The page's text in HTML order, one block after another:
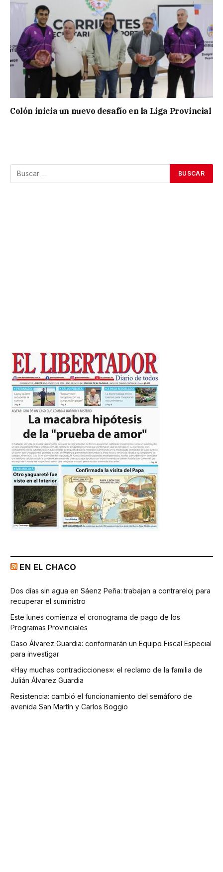
Colón inicia un nuevo desafío en la Liga Provincial
EN EL CHACO
Dos días sin agua en Sáenz Peña: trabajan a contrareloj para
recuperar el suministro
Este lunes comienza el cronograma de pago de los
Programas Provinciales
Caso Álvarez Guardia: conformarán un Equipo Fiscal Especial
para investigar
«Hay muchas contradicciones»: el reclamo de la familia de
Julián Álvarez Guardia
Resistencia: cambió el funcionamiento del semáforo de
avenida San Martín y Carlos Boggio